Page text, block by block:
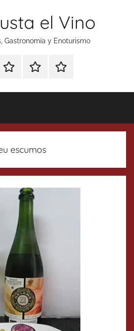
el Vino
Gastronomía y Enoturismo
Enoturismo
Gastronomía
RankingContacto
escumos